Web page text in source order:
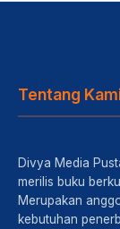
Tentang
Divya Media
merilis buku
Merupakan
kebutuhan